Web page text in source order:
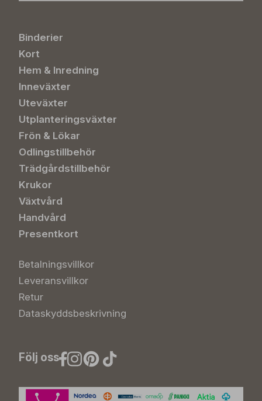
Binderier
Kort
Hem & Inredning
Inneväxter
Uteväxter
Utplanteringsväxter
Frön & Lökar
Odlingstillbehör
Trädgårdstillbehör
Krukor
Växtvård
Handvård
Presentkort
Betalningsvillkor
Leveransvillkor
Retur
Dataskyddsbeskrivning
Följ oss